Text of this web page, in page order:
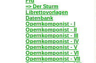
=> Der Sturm
Librettovorlagen
Datenbank
Opernkomponist - I
Opernkomponist - II
Opernkomponist - III
Opernkomponist - IV
Opernkomponist - V
Opernkomponist - VI
Opernkomponist - VII